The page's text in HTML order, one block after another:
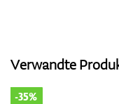
Verwandte
-35%